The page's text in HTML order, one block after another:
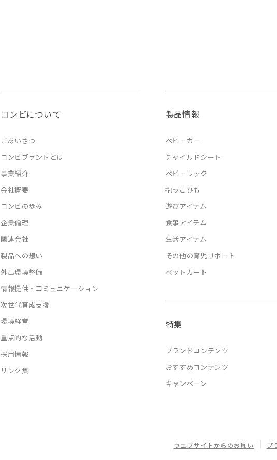
コンビについて
ごあいさつ
コンビブランドとは
事業紹介
会社概要
コンビの歩み
企業倫理
関連会社
製品への想い
外出環境整備
情報提供・コミュニケーション
次世代育成支援
環境経営
重点的な活動
採用情報
リンク集
製品情報
ベビーカー
チャイルドシート
ベビーラック
抱っこひも
遊びアイテム
食事アイテム
生活アイテム
その他の育児サポート
ペットカート
特集
ブランドコンテンツ
おすすめコンテンツ
キャンペーン
ウェブサイトからのお願い プ